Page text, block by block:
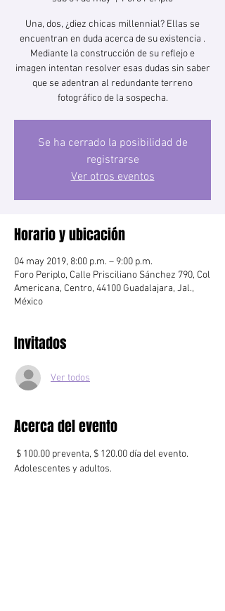
Una, dos, ¿diez chicas millennial? Ellas se
encuentran en duda acerca de su existencia .
Mediante la construcción de su reflejo e
imagen intentan resolver esas dudas sin saber
que se adentran al redundante terreno
fotográfico de la sospecha.
Se ha cerrado la posibilidad de
registrarse
Ver otros eventos
Horario y ubicación
04 may 2019, 8:00 p.m. – 9:00 p.m.
Foro Periplo, Calle Prisciliano Sánchez 790, Col
Americana, Centro, 44100 Guadalajara, Jal.,
México
Invitados
Ver todos
Acerca del evento
$ 100.00 preventa, $ 120.00 día del evento.
Adolescentes y adultos.